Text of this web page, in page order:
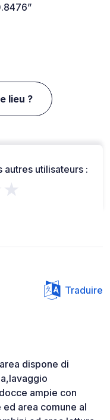
lieu ?
autres utilisateurs :
Traduire
dispone di
ampie con
area comune al